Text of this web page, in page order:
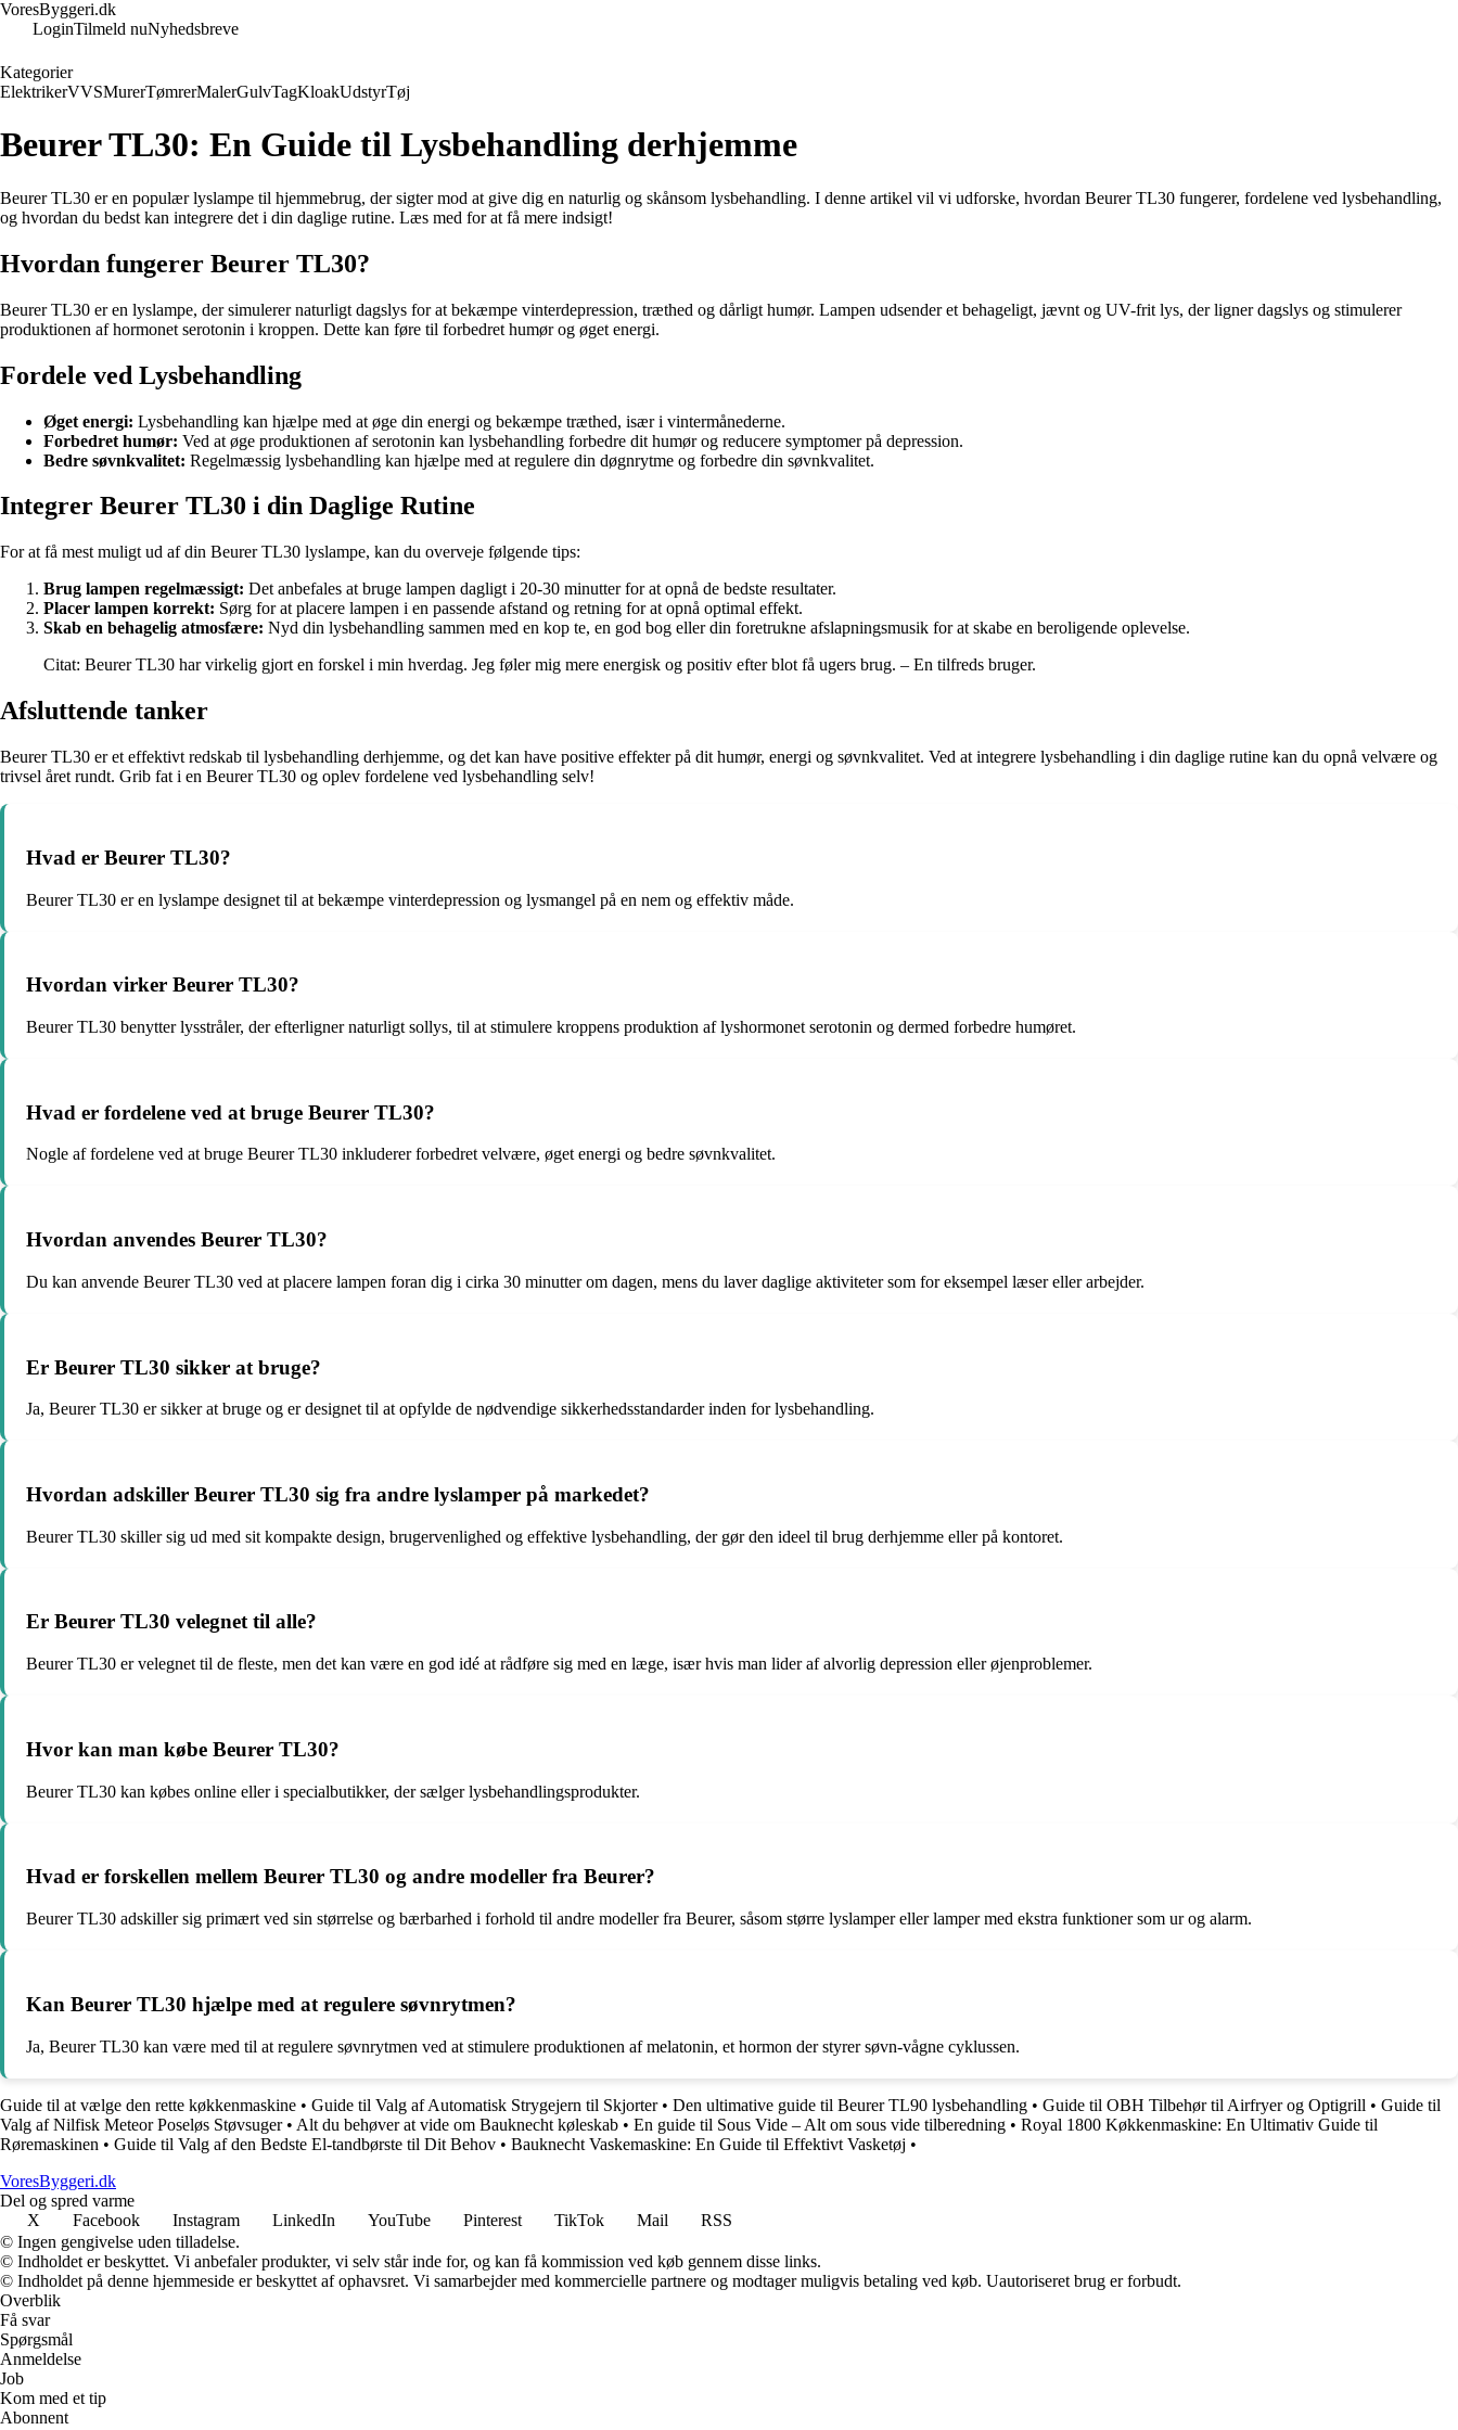
VoresByggeri.dk
LoginTilmeld nuNyhedsbreve
Kategorier
ElektrikerVVSMurerTømrerMalerGulvTagKloakUdstyrTøj
Beurer TL30: En Guide til Lysbehandling derhjemme
Beurer TL30 er en populær lyslampe til hjemmebrug, der sigter mod at give dig en naturlig og skånsom lysbehandling. I denne artikel vil vi udforske, hvordan Beurer TL30 fungerer, fordelene ved lysbehandling,
og hvordan du bedst kan integrere det i din daglige rutine. Læs med for at få mere indsigt!
Hvordan fungerer Beurer TL30?
Beurer TL30 er en lyslampe, der simulerer naturligt dagslys for at bekæmpe vinterdepression, træthed og dårligt humør. Lampen udsender et behageligt, jævnt og UV-frit lys, der ligner dagslys og stimulerer
produktionen af hormonet serotonin i kroppen. Dette kan føre til forbedret humør og øget energi.
Fordele ved Lysbehandling
Øget energi: Lysbehandling kan hjælpe med at øge din energi og bekæmpe træthed, især i vintermånederne.
Forbedret humør: Ved at øge produktionen af serotonin kan lysbehandling forbedre dit humør og reducere symptomer på depression.
Bedre søvnkvalitet: Regelmæssig lysbehandling kan hjælpe med at regulere din døgnrytme og forbedre din søvnkvalitet.
Integrer Beurer TL30 i din Daglige Rutine
For at få mest muligt ud af din Beurer TL30 lyslampe, kan du overveje følgende tips:
Brug lampen regelmæssigt: Det anbefales at bruge lampen dagligt i 20-30 minutter for at opnå de bedste resultater.
Placer lampen korrekt: Sørg for at placere lampen i en passende afstand og retning for at opnå optimal effekt.
Skab en behagelig atmosfære: Nyd din lysbehandling sammen med en kop te, en god bog eller din foretrukne afslapningsmusik for at skabe en beroligende oplevelse.
Citat: Beurer TL30 har virkelig gjort en forskel i min hverdag. Jeg føler mig mere energisk og positiv efter blot få ugers brug. – En tilfreds bruger.
Afsluttende tanker
Beurer TL30 er et effektivt redskab til lysbehandling derhjemme, og det kan have positive effekter på dit humør, energi og søvnkvalitet. Ved at integrere lysbehandling i din daglige rutine kan du opnå velvære og
trivsel året rundt. Grib fat i en Beurer TL30 og oplev fordelene ved lysbehandling selv!
Hvad er Beurer TL30?
Beurer TL30 er en lyslampe designet til at bekæmpe vinterdepression og lysmangel på en nem og effektiv måde.
Hvordan virker Beurer TL30?
Beurer TL30 benytter lysstråler, der efterligner naturligt sollys, til at stimulere kroppens produktion af lyshormonet serotonin og dermed forbedre humøret.
Hvad er fordelene ved at bruge Beurer TL30?
Nogle af fordelene ved at bruge Beurer TL30 inkluderer forbedret velvære, øget energi og bedre søvnkvalitet.
Hvordan anvendes Beurer TL30?
Du kan anvende Beurer TL30 ved at placere lampen foran dig i cirka 30 minutter om dagen, mens du laver daglige aktiviteter som for eksempel læser eller arbejder.
Er Beurer TL30 sikker at bruge?
Ja, Beurer TL30 er sikker at bruge og er designet til at opfylde de nødvendige sikkerhedsstandarder inden for lysbehandling.
Hvordan adskiller Beurer TL30 sig fra andre lyslamper på markedet?
Beurer TL30 skiller sig ud med sit kompakte design, brugervenlighed og effektive lysbehandling, der gør den ideel til brug derhjemme eller på kontoret.
Er Beurer TL30 velegnet til alle?
Beurer TL30 er velegnet til de fleste, men det kan være en god idé at rådføre sig med en læge, især hvis man lider af alvorlig depression eller øjenproblemer.
Hvor kan man købe Beurer TL30?
Beurer TL30 kan købes online eller i specialbutikker, der sælger lysbehandlingsprodukter.
Hvad er forskellen mellem Beurer TL30 og andre modeller fra Beurer?
Beurer TL30 adskiller sig primært ved sin størrelse og bærbarhed i forhold til andre modeller fra Beurer, såsom større lyslamper eller lamper med ekstra funktioner som ur og alarm.
Kan Beurer TL30 hjælpe med at regulere søvnrytmen?
Ja, Beurer TL30 kan være med til at regulere søvnrytmen ved at stimulere produktionen af melatonin, et hormon der styrer søvn-vågne cyklussen.
Guide til at vælge den rette køkkenmaskine • Guide til Valg af Automatisk Strygejern til Skjorter• Den ultimative guide til Beurer TL90 lysbehandling • Guide til OBH Tilbehør til Airfryer og Optigrill • Guide til
Valg af Nilfisk Meteor Poseløs Støvsuger• Alt du behøver at vide om Bauknecht køleskab • En guide til Sous Vide – Alt om sous vide tilberedning • Royal 1800 Køkkenmaskine: En Ultimativ Guide til
Røremaskinen • Guide til Valg af den Bedste El-tandbørste til Dit Behov • Bauknecht Vaskemaskine: En Guide til Effektivt Vasketøj •
VoresByggeri.dk
Del og spred varme
X
Facebook Instagram LinkedIn YouTube Pinterest TikTok Mail
RSS
© Ingen gengivelse uden tilladelse.
© Indholdet er beskyttet. Vi anbefaler produkter, vi selv står inde for, og kan få kommission ved køb gennem disse links.
© Indholdet på denne hjemmeside er beskyttet af ophavsret. Vi samarbejder med kommercielle partnere og modtager muligvis betaling ved køb. Uautoriseret brug er forbudt.
Overblik
Få svar
Spørgsmål
Anmeldelse
Job
Kom med et tip
Abonnent